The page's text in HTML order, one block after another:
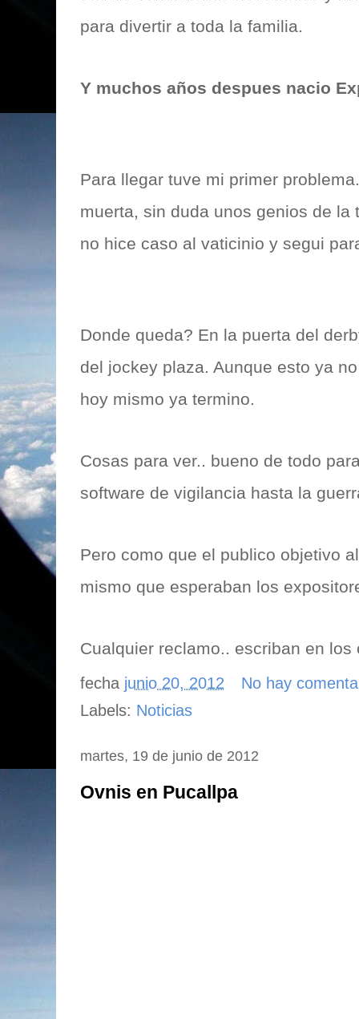
para divertir a toda la familia.
Y muchos años despues nacio
Para llegar tuve mi primer
muerta, sin duda unos genios de la
no hice caso al vaticinio y segui
Donde queda? En la puerta del
del jockey plaza. Aunque esto ya
hoy mismo ya termino.
Cosas para ver.. bueno de todo
software de vigilancia hasta la
Pero como que el publico objetivo
mismo que esperaban los
Cualquier reclamo.. escriban en los
fecha junio 20, 2012
No hay
Labels: Noticias
martes, 19 de junio de 2012
Ovnis en Pucallpa